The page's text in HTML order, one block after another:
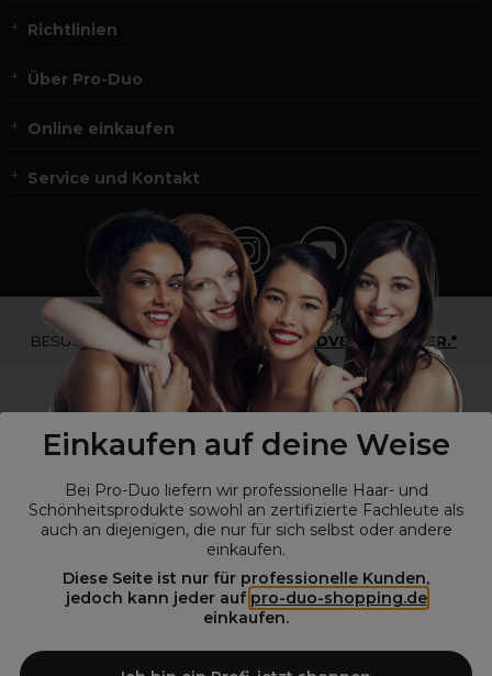
Einkaufen auf deine Weise
Bei Pro-Duo liefern wir professionelle Haar- und
Schönheitsprodukte sowohl an zertifizierte Fachleute als
auch an diejenigen, die nur für sich selbst oder andere
einkaufen.
Diese Seite ist nur für professionelle Kunden,
jedoch kann jeder auf pro-duo-shopping.de
einkaufen.
Richtlinien
Über Pro-Duo
Online einkaufen
Service und Kontakt
*Du bist kein Profikunde?
BESUCHE
UNSERE WEBSEITE FÜR ENDVERBRAUCHER.*
© Alle Rechte vorbehalten © Pro-Duo2026
Pro-Duo ist Ihr zuverlässiger Partner für hochwertige Produkte im
hochwertigen Produkte, von der Haarpflege über das Make-up bis hin